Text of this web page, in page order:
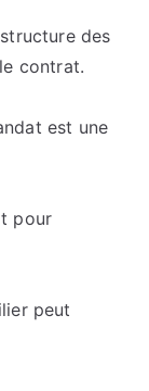
des
contrat.
est une
pour
peut